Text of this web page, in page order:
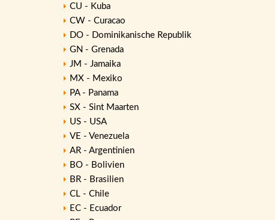
CU - Kuba
CW - Curacao
DO - Dominikanische Republik
GN - Grenada
JM - Jamaika
MX - Mexiko
PA - Panama
SX - Sint Maarten
US - USA
VE - Venezuela
AR - Argentinien
BO - Bolivien
BR - Brasilien
CL - Chile
EC - Ecuador